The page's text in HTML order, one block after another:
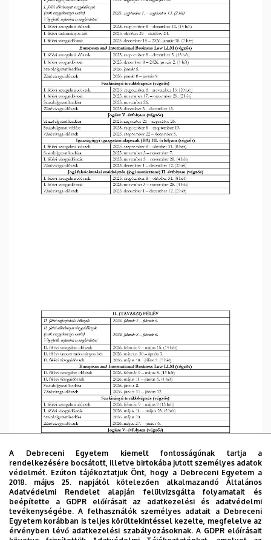
Jogtudományi
A Debreceni Egyetem kiemelt fontosságúnak tartja a
rendelkezésére bocsátott, illetve birtokába jutott személyes adatok
védelmét. Ezúton tájékoztatjuk Önt, hogy a Debreceni Egyetem a
2018. május 25. napjától kötelezően alkalmazandó Általános
Adatvédelmi Rendelet alapján felülvizsgálta folyamatait és
beépítette a GDPR előírásait az adatkezelési és adatvédelmi
tevékenységébe. A felhasználók személyes adatait a Debreceni
Egyetem korábban is teljes körültekintéssel kezelte, megfelelve az
érvényben lévő adatkezelési szabályozásoknak. A GDPR előírásait